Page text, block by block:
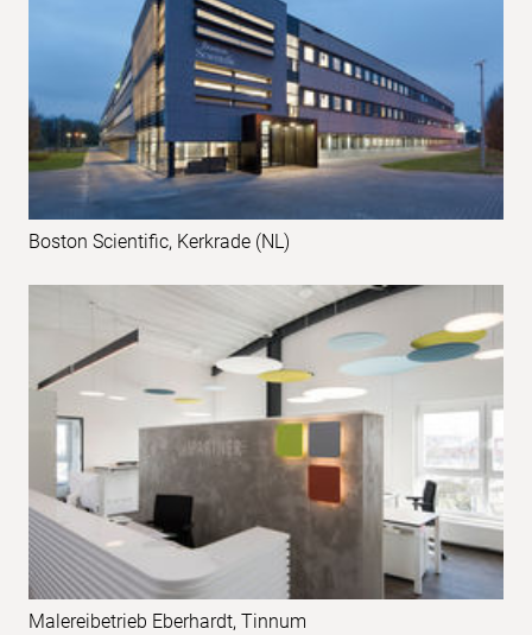
Boston Scientific, Kerkrade (NL)
Malereibetrieb Eberhardt, Tinnum